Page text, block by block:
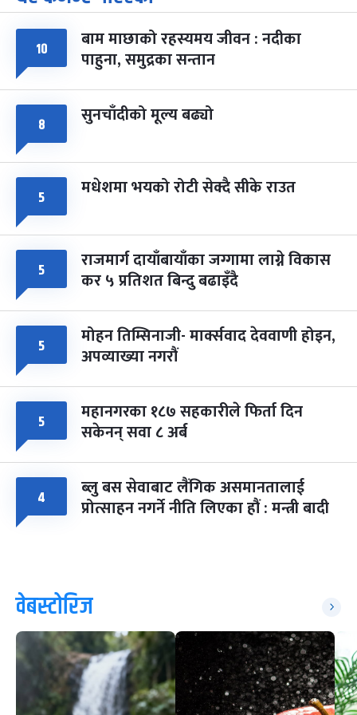
आइत चैत्र ७, २०८३ Mar 21, 2027
८ फागुपूर्णिमा
चैत्र ८, २०८३-Mar 22, 2027
७ महिना बाँकी
१० बाम माछाको रहस्यमय जीवन : नदीका
पाहुना, समुद्रका सन्तान
८ सुनचाँदीको मूल्य बढ्यो
५ मधेशमा भयको रोटी सेक्दै सीके राउत
५ राजमार्ग दायाँबायाँका जग्गामा लाग्ने विकास
कर ५ प्रतिशत बिन्दु बढाइँदै
५ मोहन तिम्सिनाजी- मार्क्सवाद देववाणी होइन,
अपव्याख्या नगरौं
५ महानगरका १८७ सहकारीले फिर्ता दिन
सकेनन् सवा ८ अर्ब
४ ब्लु बस सेवाबाट लैंगिक असमानतालाई
प्रोत्साहन नगर्ने नीति लिएका हौं : मन्त्री बादी
वेबस्टोरिज